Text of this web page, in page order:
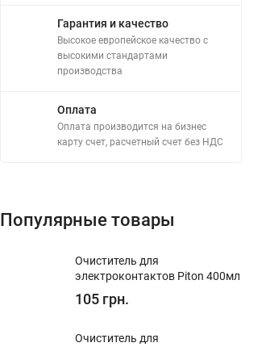
Гарантия и качество
Высокое европейское качество с
высокими стандартами
производства
Оплата
Оплата производится на бизнес
карту счет, расчетный счет без НДС
Популярные товары
Очиститель для
электроконтактов Piton 400мл
105 грн.
Очиститель для